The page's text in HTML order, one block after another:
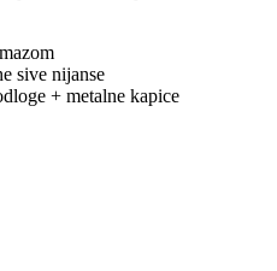
sive nijanse
+ metalne kapice